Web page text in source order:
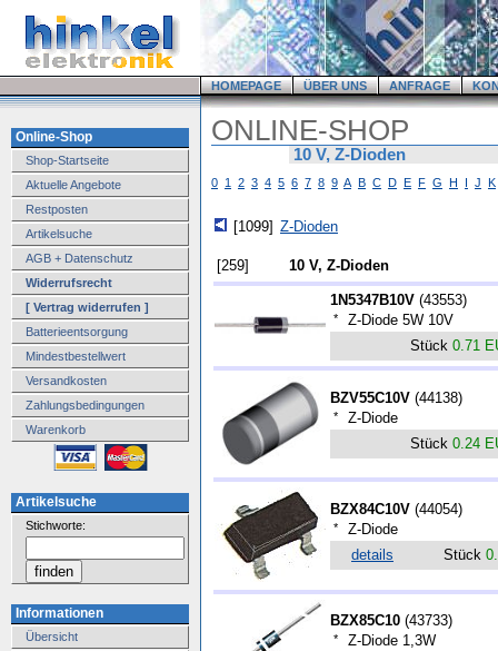
HOMEPAGE ÜBER UNS ANFRAGE
Online-Shop
Shop-Startseite
Aktuelle Angebote
Restposten
Artikelsuche
AGB + Datenschutz
Widerrufsrecht
[ Vertrag widerrufen ]
Batterieentsorgung
Mindestbestellwert
Versandkosten
Zahlungsbedingungen
Warenkorb
Artikelsuche
Stichworte:
Informationen
Übersicht
ONLINE-SHOP
10 V, Z-Dioden
0 1 2 3 4 5 6 7 8 9 A B C D E F G H I J K
[1099] Z-Dioden
[259] 10 V, Z-Dioden
1N5347B10V (43553)
*
Z-Diode 5W 10V
Stück 0.71
BZV55C10V (44138)
*
Z-Diode
Stück 0.24
BZX84C10V (44054)
*
Z-Diode
details
Stück
BZX85C10 (43733)
*
Z-Diode 1,3W